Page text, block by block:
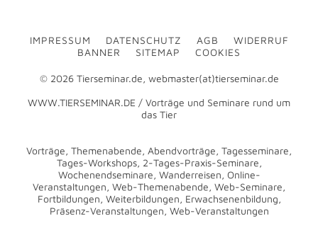
IMPRESSUM DATENSCHUTZ AGB
WIDERRUF
BANNER
SITEMAP COOKIES
© 2026 Tierseminar.de, webmaster(at)tierseminar.de
WWW.TIERSEMINAR.DE / Vorträge und Seminare rund um
das Tier
Vorträge, Themenabende, Abendvorträge, Tagesseminare,
Tages-Workshops, 2-Tages-Praxis-Seminare,
Wochenendseminare, Wanderreisen, Online-
Veranstaltungen, Web-Themenabende, Web-Seminare,
Fortbildungen, Weiterbildungen, Erwachsenenbildung,
Präsenz-Veranstaltungen, Web-Veranstaltungen